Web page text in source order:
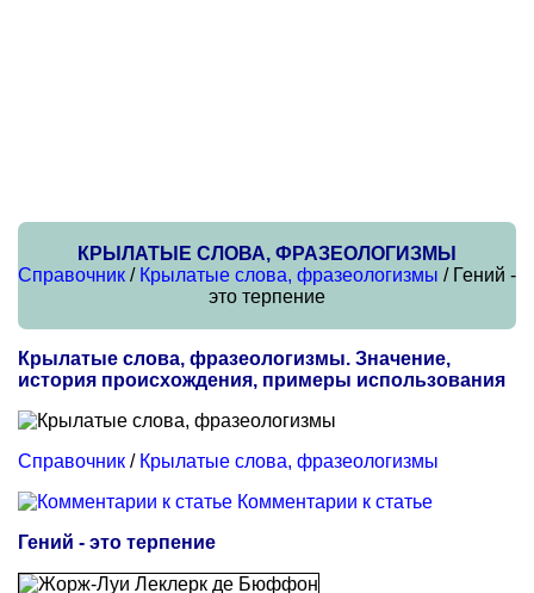
КРЫЛАТЫЕ СЛОВА, ФРАЗЕОЛОГИЗМЫ
Справочник / Крылатые слова, фразеологизмы / Гений -
это терпение
Крылатые слова, фразеологизмы. Значение,
история происхождения, примеры использования
Справочник / Крылатые слова, фразеологизмы
Комментарии к статье
Гений - это терпение